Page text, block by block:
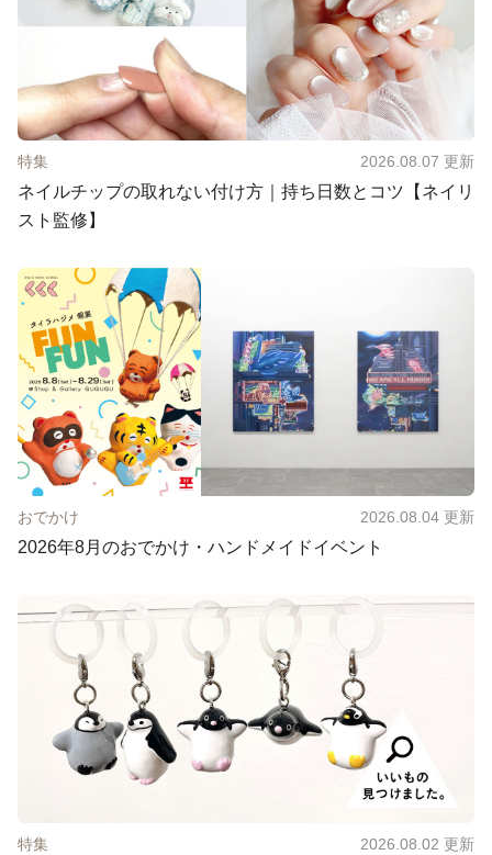
特集 2026.08.07 更新
ネイルチップの取れない付け方｜持ち日数とコツ【ネイリ
スト監修】
おでかけ 2026.08.04 更新
2026年8月のおでかけ・ハンドメイドイベント
特集 2026.08.02 更新